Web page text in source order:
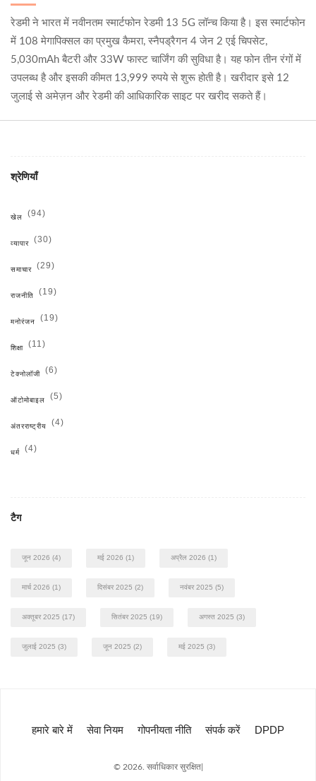
रेडमी ने भारत में नवीनतम स्मार्टफोन रेडमी 13 5G लॉन्च किया है। इस स्मार्टफोन
में 108 मेगापिक्सल का प्रमुख कैमरा, स्नैपड्रैगन 4 जेन 2 एई चिपसेट,
5,030mAh बैटरी और 33W फास्ट चार्जिंग की सुविधा है। यह फोन तीन रंगों में
उपलब्ध है और इसकी कीमत 13,999 रुपये से शुरू होती है। खरीदार इसे 12
जुलाई से अमेज़न और रेडमी की आधिकारिक साइट पर खरीद सकते हैं।
श्रेणियाँ
खेल (94)
व्यापार (30)
समाचार (29)
राजनीति (19)
मनोरंजन (19)
शिक्षा (11)
टेक्नोलॉजी (6)
ऑटोमोबाइल (5)
अंतरराष्ट्रीय (4)
धर्म (4)
टैग
जून 2026 (4) मई 2026 (1) अप्रैल 2026 (1)
मार्च 2026 (1) दिसंबर 2025 (2) नवंबर 2025 (5)
अक्तूबर 2025 (17) सितंबर 2025 (19) अगस्त 2025 (3)
जुलाई 2025 (3) जून 2025 (2) मई 2025 (3)
हमारे बारे में सेवा नियम गोपनीयता नीति संपर्क करें DPDP
© 2026. सर्वाधिकार सुरक्षित|